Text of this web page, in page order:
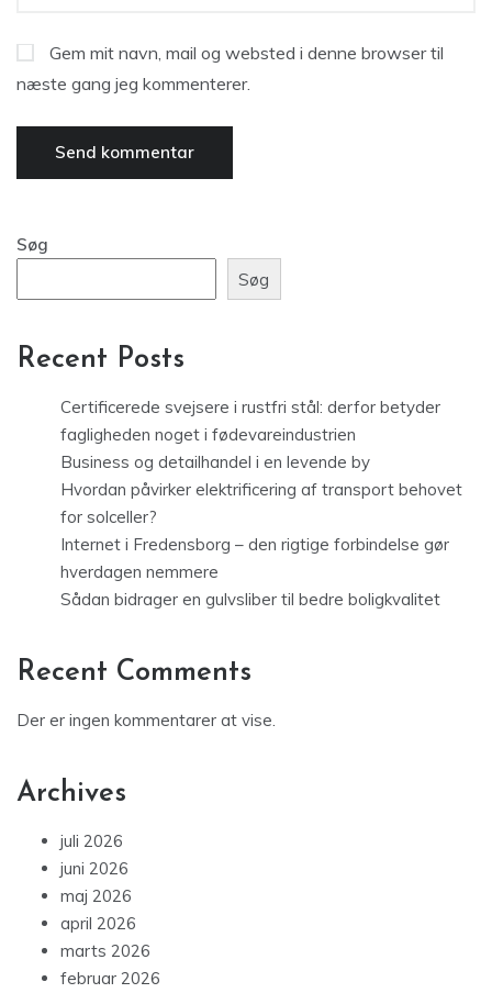
Gem mit navn, mail og websted i denne browser til
næste gang jeg kommenterer.
Søg
Søg
Recent Posts
Certificerede svejsere i rustfri stål: derfor betyder
fagligheden noget i fødevareindustrien
Business og detailhandel i en levende by
Hvordan påvirker elektrificering af transport behovet
for solceller?
Internet i Fredensborg – den rigtige forbindelse gør
hverdagen nemmere
Sådan bidrager en gulvsliber til bedre boligkvalitet
Recent Comments
Der er ingen kommentarer at vise.
Archives
juli 2026
juni 2026
maj 2026
april 2026
marts 2026
februar 2026